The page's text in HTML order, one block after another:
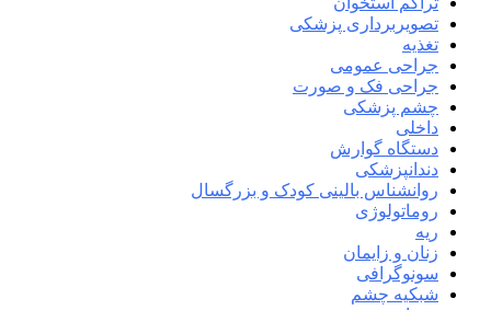
تصویربرداری پزشکی
تغذیه
جراحی عمومی
جراحی فک و صورت
چشم پزشکی
داخلی
دستگاه گوارش
دندانپزشکی
روانشناس بالینی کودک و بزرگسال
روماتولوژی
ریه
زنان و زایمان
سونوگرافی
شبکیه چشم